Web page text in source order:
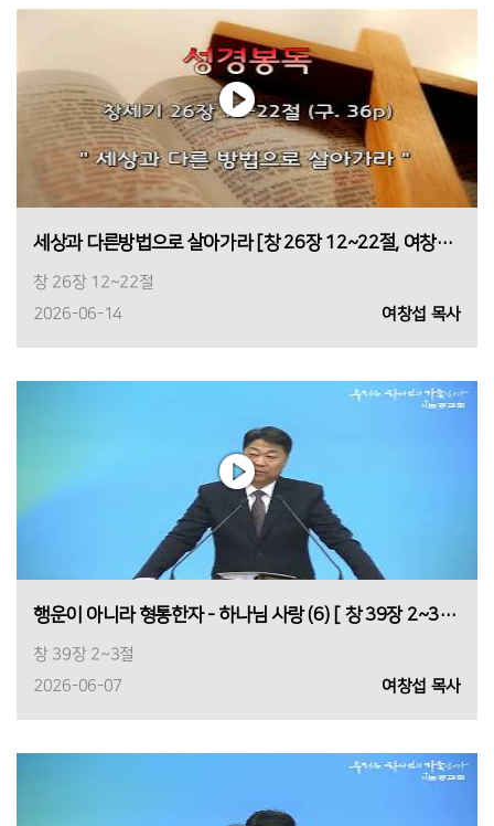
세상과 다른방법으로 살아가라 [창 26장 12~22절, 여창섭 목사, 2026년 6월 14일 1부]
창 26장 12~22절
2026-06-14
여창섭 목사
행운이 아니라 형통한자 - 하나님 사랑 (6) [ 창 39장 2~3절, 여창섭 목사, 2026년 6월 7일 1부]
창 39장 2~3절
2026-06-07
여창섭 목사